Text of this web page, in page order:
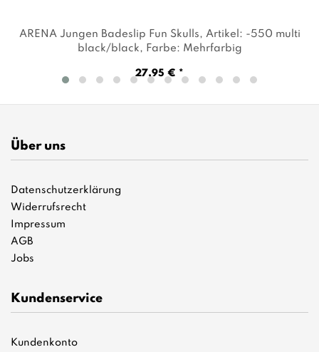
ARENA Jungen Badeslip Fun Skulls, Artikel: -550 multi
black/black, Farbe: Mehrfarbig
27,95 € *
Über uns
Datenschutzerklärung
Widerrufsrecht
Impressum
AGB
Jobs
Kundenservice
Kundenkonto